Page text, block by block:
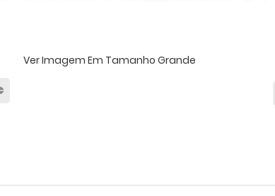
Ver Imagem Em Tamanho Grande